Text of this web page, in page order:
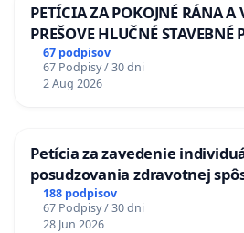
PETÍCIA ZA POKOJNÉ RÁNA A
PREŠOVE HLUČNÉ STAVEBNÉ
LEN OD 9.00 DO 13.00 HOD.,
TÝŽDEŇ CIEĽ 8.00 – 18.00
KONTROLA STAVBY C-AREA NA
67 podpisov
67 Podpisy / 30 dni
2 Aug 2026
Petícia za zavedenie
posudzovania zdravotnej
diabetom 1. a 2. typu pri
Policajného zboru SR
188 podpisov
67 Podpisy / 30 dni
28 Jun 2026